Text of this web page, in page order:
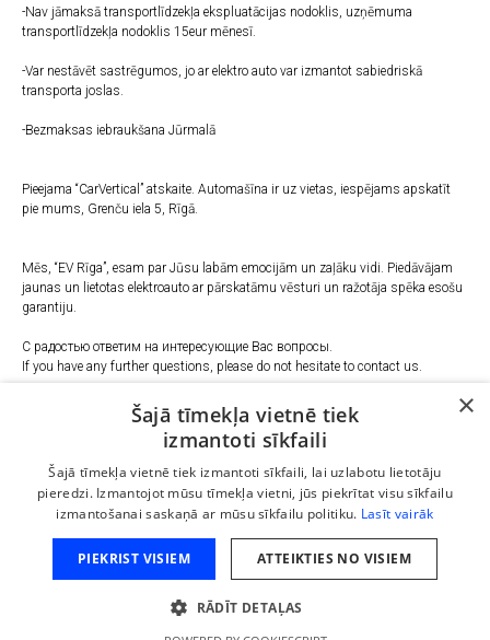
-Nav jāmaksā transportlīdzekļa ekspluatācijas nodoklis, uzņēmuma
transportlīdzekļa nodoklis 15eur mēnesī.
-Var nestāvēt sastrēgumos, jo ar elektro auto var izmantot sabiedriskā
transporta joslas.
-Bezmaksas iebraukšana Jūrmalā
Pieejama “CarVertical” atskaite. Automašīna ir uz vietas, iespējams apskatīt
pie mums, Grenču iela 5, Rīgā.
Mēs, “EV Rīga”, esam par Jūsu labām emocijām un zaļāku vidi. Piedāvājam
jaunas un lietotas elektroauto ar pārskatāmu vēsturi un ražotāja spēka esošu
garantiju.
С радостью ответим на интересующие Вас вопросы.
If you have any further questions, please do not hesitate to contact us.
+37124227787
E-pasts:
info@evriga.lv
Dzinējs: Elektrība
×
Šajā tīmekļa vietnē tiek
izmantoti sīkfaili
Šajā tīmekļa vietnē tiek izmantoti sīkfaili, lai uzlabotu lietotāju
pieredzi. Izmantojot mūsu tīmekļa vietni, jūs piekrītat visu sīkfailu
izmantošanai saskaņā ar mūsu sīkfailu politiku. Lasīt vairāk
PIEKRIST VISIEM ATTEIKTIES NO VISIEM
RĀDĪT DETAĻAS